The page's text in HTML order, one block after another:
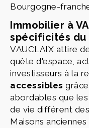
Bourgogne-
Immobilier à
spécificités
VAUCLAIX attire
quête d'espace,
investisseurs à la
accessibles
abordables que
de vie différent
Maisons